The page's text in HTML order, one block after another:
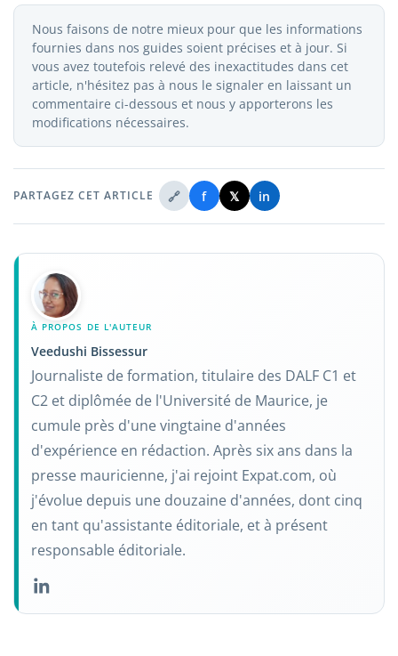
Nous faisons de notre mieux pour que les informations
fournies dans nos guides soient précises et à jour. Si
vous avez toutefois relevé des inexactitudes dans cet
article, n'hésitez pas à nous le signaler en laissant un
commentaire ci-dessous et nous y apporterons les
modifications nécessaires.
PARTAGEZ CET ARTICLE 🔗 f 𝕏 in
À PROPOS DE L'AUTEUR
Veedushi Bissessur
Journaliste de formation, titulaire des DALF C1 et
C2 et diplômée de l'Université de Maurice, je
cumule près d'une vingtaine d'années
d'expérience en rédaction. Après six ans dans la
presse mauricienne, j'ai rejoint Expat.com, où
j'évolue depuis une douzaine d'années, dont cinq
en tant qu'assistante éditoriale, et à présent
responsable éditoriale.